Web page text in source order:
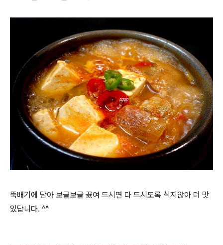
뚝배기에 담아 보글보글 끓여 드시면 다 드시도록 식지않아 더 맛
있답니다. ^^